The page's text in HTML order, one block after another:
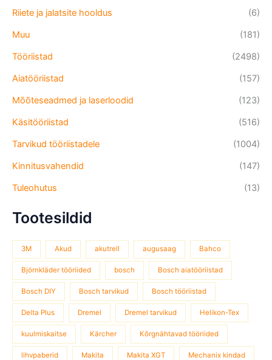
Riiete ja jalatsite hooldus
(6)
Muu
(181)
Tööriistad
(2498)
Aiatööriistad
(157)
Mõõteseadmed ja laserloodid
(123)
Käsitööriistad
(516)
Tarvikud tööriistadele
(1004)
Kinnitusvahendid
(147)
Tuleohutus
(13)
Tootesildid
3M Akud akutrell augusaag Bahco
Björnkläder tööriided bosch Bosch aiatööriistad
Bosch DIY Bosch tarvikud Bosch tööriistad
Delta Plus Dremel Dremel tarvikud Helikon-Tex
kuulmiskaitse Kärcher Kõrgnähtavad tööriided
lihvpaberid Makita Makita XGT Mechanix kindad